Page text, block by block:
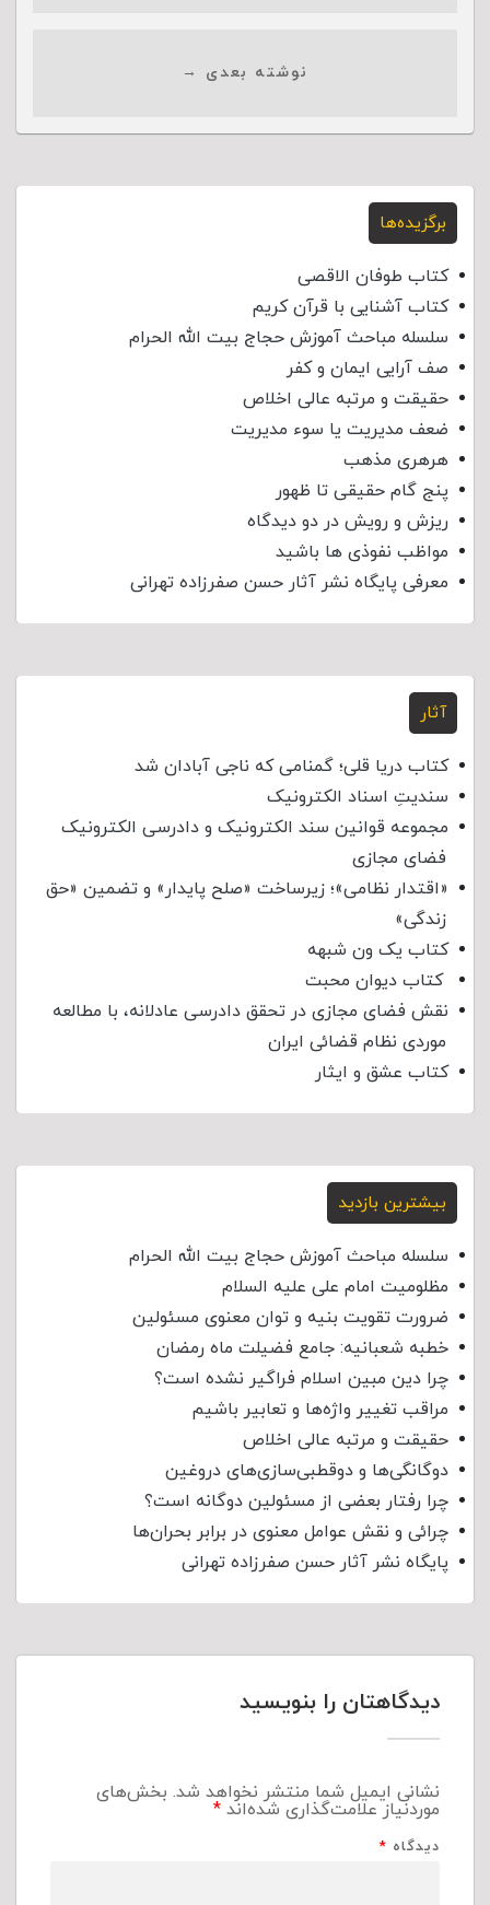
نوشته بعدی →
برگزیده‌ها
کتاب طوفان الاقصی
کتاب آشنایی با قرآن کریم
سلسله مباحث آموزش حجاج بیت الله الحرام
صف آرایی ایمان و کفر
حقیقت و مرتبه عالی اخلاص
ضعف مدیریت یا سوء مدیریت
هرهری مذهب
پنج گام حقیقی تا ظهور
ریزش و رویش در دو دیدگاه
مواظب نفوذی‌ ها باشید
معرفی پایگاه نشر آثار حسن صفرزاده تهرانی
آثار
کتاب دریا قلی؛ گمنامی که ناجی آبادان شد
سندیتِ اسناد الکترونیک
مجموعه قوانین سند الکترونیک و دادرسی الکترونیک
فضای مجازی
«اقتدار نظامی»؛ زیرساخت «صلح پایدار» و تضمین «حق
زندگی»
کتاب یک ون شبهه
کتاب دیوان محبت
نقش فضای مجازی در تحقق دادرسی عادلانه، با مطالعه
موردی نظام قضائی ایران
کتاب عشق و ایثار
بیشترین بازدید
سلسله مباحث آموزش حجاج بیت الله الحرام
مظلومیت امام علی علیه السلام
ضرورت تقویت بنیه و توان معنوی مسئولین
خطبه شعبانیه: جامع فضیلت ماه رمضان
چرا دین مبین اسلام فراگیر نشده است؟
مراقب تغییر واژه‌ها و تعابیر باشیم
حقیقت و مرتبه عالی اخلاص
دوگانگی‌ها و دوقطبی‌سازی‌های دروغین
چرا رفتار بعضی از مسئولین دوگانه است؟
چرائی و نقش عوامل معنوی در برابر بحران‌ها
پایگاه نشر آثار حسن صفرزاده تهرانی
دیدگاهتان را بنویسید
نشانی ایمیل شما منتشر نخواهد شد. بخش‌های
موردنیاز علامت‌گذاری شده‌اند*
دیدگاه *